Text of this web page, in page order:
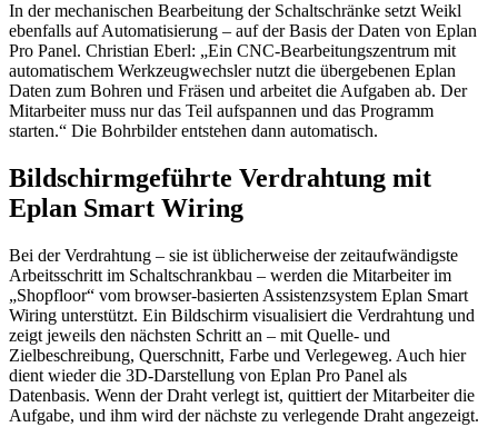
In der mechanischen Bearbeitung der Schaltschränke setzt Weikl
ebenfalls auf Automatisierung – auf der Basis der Daten von Eplan
Pro Panel. Christian Eberl: „Ein CNC-Bearbeitungszentrum mit
automatischem Werkzeugwechsler nutzt die übergebenen Eplan
Daten zum Bohren und Fräsen und arbeitet die Aufgaben ab. Der
Mitarbeiter muss nur das Teil aufspannen und das Programm
starten.“ Die Bohrbilder entstehen dann automatisch.
Bildschirmgeführte Verdrahtung mit
Eplan Smart Wiring
Bei der Verdrahtung – sie ist üblicherweise der zeitaufwändigste
Arbeitsschritt im Schaltschrankbau – werden die Mitarbeiter im
„Shopfloor“ vom browser-basierten Assistenzsystem Eplan Smart
Wiring unterstützt. Ein Bildschirm visualisiert die Verdrahtung und
zeigt jeweils den nächsten Schritt an – mit Quelle- und
Zielbeschreibung, Querschnitt, Farbe und Verlegeweg. Auch hier
dient wieder die 3D-Darstellung von Eplan Pro Panel als
Datenbasis. Wenn der Draht verlegt ist, quittiert der Mitarbeiter die
Aufgabe, und ihm wird der nächste zu verlegende Draht angezeigt.